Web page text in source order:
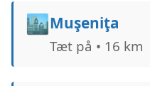
🏙️Muşeniţa
Tæt på • 16 km